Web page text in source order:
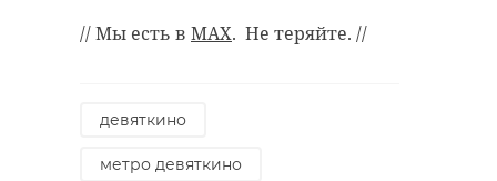
// Мы есть в MAX. Не теряйте. //
девяткино
метро девяткино